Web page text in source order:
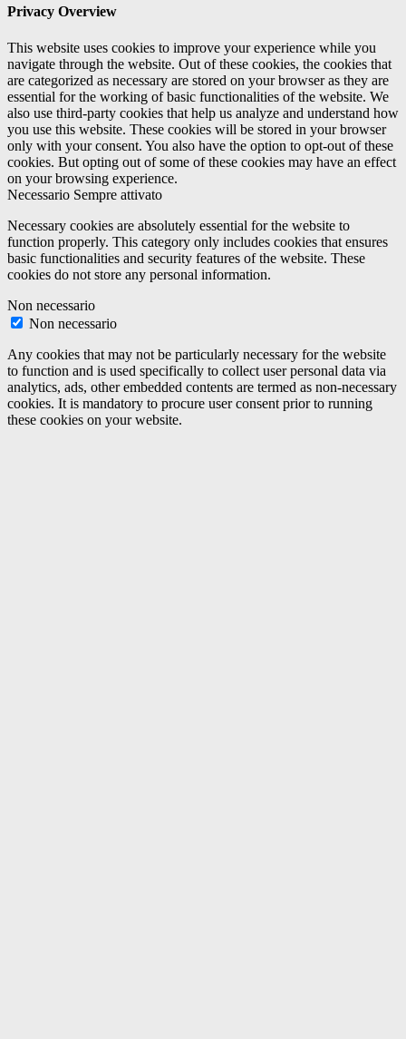
Privacy Overview
This website uses cookies to improve your experience while you
navigate through the website. Out of these cookies, the cookies that
are categorized as necessary are stored on your browser as they are
essential for the working of basic functionalities of the website. We
also use third-party cookies that help us analyze and understand how
you use this website. These cookies will be stored in your browser
only with your consent. You also have the option to opt-out of these
cookies. But opting out of some of these cookies may have an effect
on your browsing experience.
Necessario Sempre attivato
Necessary cookies are absolutely essential for the website to
function properly. This category only includes cookies that ensures
basic functionalities and security features of the website. These
cookies do not store any personal information.
Non necessario
Non necessario
Any cookies that may not be particularly necessary for the website
to function and is used specifically to collect user personal data via
analytics, ads, other embedded contents are termed as non-necessary
cookies. It is mandatory to procure user consent prior to running
these cookies on your website.